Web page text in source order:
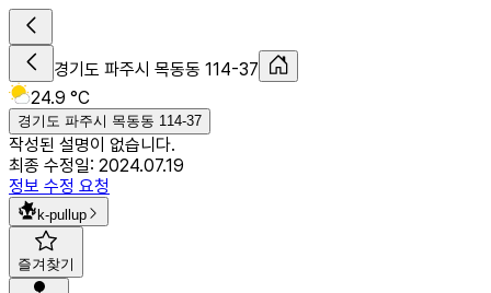
경기도 파주시 목동동 114-37
24.9 °C
경기도 파주시 목동동 114-37
작성된 설명이 없습니다.
최종 수정일: 2024.07.19
정보 수정 요청
k-pullup
즐겨찾기